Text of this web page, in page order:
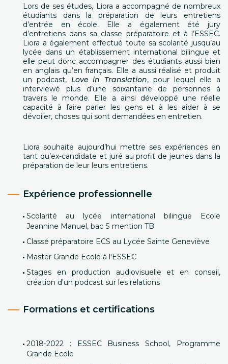
Lors de ses études, Liora a accompagné de nombreux
étudiants dans la préparation de leurs entretiens
d’entrée en école. Elle a également été jury
d’entretiens dans sa classe préparatoire et à l’ESSEC.
Liora a également effectué toute sa scolarité jusqu’au
lycée dans un établissement international bilingue et
elle peut donc accompagner des étudiants aussi bien
en anglais qu’en français. Elle a aussi réalisé et produit
un podcast, Love in Translation, pour lequel elle a
interviewé plus d’une soixantaine de personnes à
travers le monde. Elle a ainsi développé une réelle
capacité à faire parler les gens et à les aider à se
dévoiler, choses qui sont demandées en entretien.
Liora souhaite aujourd’hui mettre ses expériences en
tant qu’ex-candidate et juré au profit de jeunes dans la
préparation de leur leurs entretiens.
Expérience professionnelle
Scolarité au lycée international bilingue Ecole
Jeannine Manuel, bac S mention TB
Classé préparatoire ECS au Lycée Sainte Geneviève
Master Grande Ecole à l'ESSEC
Stages en production audiovisuelle et en conseil,
création d'un podcast sur les relations
Formations et certifications
2018-2022 : ESSEC Business School, Programme
Grande Ecole